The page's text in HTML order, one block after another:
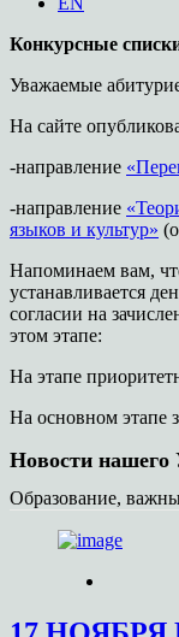
Конкурсные
Уважаемые
На сайте
-направление
-направление
языков и культур»
Напоминаем вам,
устанавливается
согласии на
этом этапе:
На этапе
На основном этапе
Новости нашего
Образование,